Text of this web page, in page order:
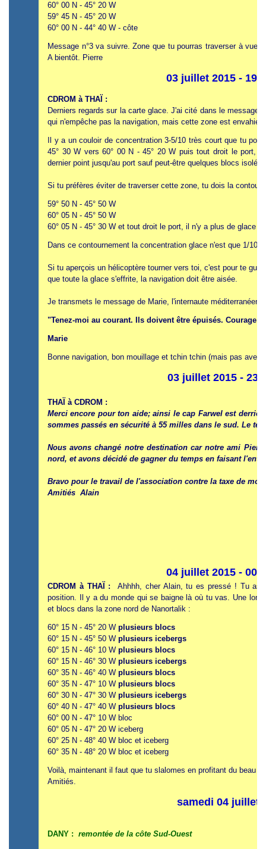
60° 00 N - 45° 20 W
59° 45 N - 45° 20 W
60° 00 N - 44° 40 W - côte
Message n°3 va suivre. Zone que tu pourras traverser à vue
A bientôt. Pierre
03 juillet 2015 - 19h
CDROM à THAÏ :
Derniers regards sur la carte glace. J'ai cité dans le message
qui n'empêche pas la navigation, mais cette zone est envahie
Il y a un couloir de concentration 3-5/10 très court que tu
45° 30 W vers 60° 00 N - 45° 20 W puis tout droit le port,
dernier point jusqu'au port sauf peut-être quelques blocs isolés
Si tu préfères éviter de traverser cette zone, tu dois la
59° 50 N - 45° 50 W
60° 05 N - 45° 50 W
60° 05 N - 45° 30 W et tout droit le port, il n'y a plus de glace
Dans ce contournement la concentration glace n'est que 1/
Si tu aperçois un hélicoptère tourner vers toi, c'est pour te
que toute la glace s'effrite, la navigation doit être aisée.
Je transmets le message de Marie, l'internaute méditerranéene
"Tenez-moi au courant. Ils doivent être épuisés. Courage
Marie
Bonne navigation, bon mouillage et tchin tchin (mais pas avec
03 juillet 2015 - 23
THAÏ à CDROM :
Merci encore pour ton aide; ainsi le cap Farwel est
sommes passés en sécurité à 55 milles dans le sud. Le
Nous avons changé notre destination car notre ami
nord, et avons décidé de gagner du temps en faisant
Bravo pour le travail de l'association contre la taxe de
Amitiés Alain
04 juillet 2015 - 00h
CDROM à THAÏ : Ahhhh, cher Alain, tu es pressé ! Tu
position. Il y a du monde qui se baigne là où tu vas. Une
et blocs dans la zone nord de Nanortalik :
60° 15 N - 45° 20 W plusieurs blocs
60° 15 N - 45° 50 W plusieurs icebergs
60° 15 N - 46° 10 W plusieurs blocs
60° 15 N - 46° 30 W plusieurs icebergs
60° 35 N - 46° 40 W plusieurs blocs
60° 35 N - 47° 10 W plusieurs blocs
60° 30 N - 47° 30 W p lusieurs icebergs
60° 40 N - 47° 40 W plusieurs blocs
60° 00 N - 47° 10 W bloc
60° 05 N - 47° 20 W iceberg
60° 25 N - 48° 40 W bloc et iceberg
60° 35 N - 48° 20 W bloc et iceberg
Voilà, maintenant il faut que tu slalomes en profitant du beau
Amitiés.
samedi 04 juillet
DANY : remontée de la côte Sud-Ouest